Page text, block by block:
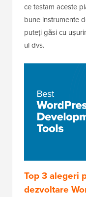
ce testam aceste
bune instrumente
puteți găsi cu
ul dvs.
Top 3 alegeri
dezvoltare